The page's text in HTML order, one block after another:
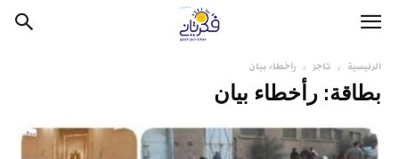
الرئيسية تاجز رأخطاء بيان
بطاقة: رأخطاء بيان